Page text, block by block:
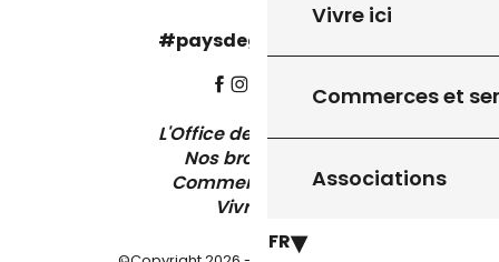
Vivre ici
Commerces et
Associations
FR
#paysdegourdon !
L'Office de Tourisme
Nos brochures
Comment venir ?
Vivre ici